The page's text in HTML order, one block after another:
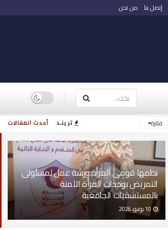
أحدث المقالات ترينـد فلترة
نظمها قومى المرأة:ورشة عمل لمسئولى
التمريض بوحدات المرأة الآمنة
بالمستشفيات الجامعية
10 يونيو، 2026
إتصل بنا من نحن